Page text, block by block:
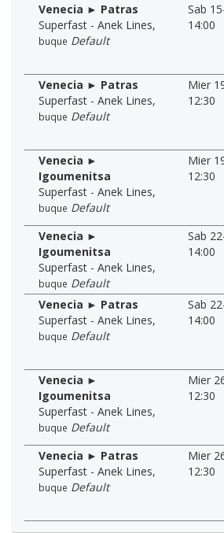
Venecia ► Patras
Superfast - Anek Lines,
buque Default
Sab
14:00
Venecia ► Patras
Superfast - Anek Lines,
buque Default
Mier
12:30
Venecia ►
Igoumenitsa
Superfast - Anek Lines,
buque Default
Mier
12:30
Venecia ►
Igoumenitsa
Superfast - Anek Lines,
buque Default
Sab
14:00
Venecia ► Patras
Superfast - Anek Lines,
buque Default
Sab
14:00
Venecia ►
Igoumenitsa
Superfast - Anek Lines,
buque Default
Mier
12:30
Venecia ► Patras
Superfast - Anek Lines,
buque Default
Mier
12:30